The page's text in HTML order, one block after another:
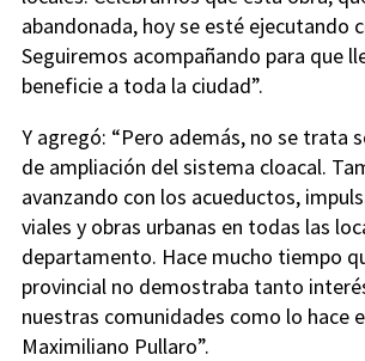
abandonada, hoy se esté ejecutando
Seguiremos acompañando para que
beneficie a toda la ciudad”.
Y agregó: “Pero además, no se trata
de ampliación del sistema cloacal.
avanzando con los acueductos,
viales y obras urbanas en todas las
departamento. Hace mucho tiempo
provincial no demostraba tanto
nuestras comunidades como lo hace
Maximiliano Pullaro”.